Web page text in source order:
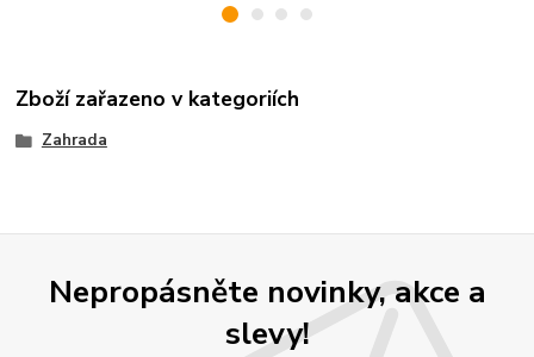
Zboží zařazeno v kategoriích
Zahrada
Nepropásněte novinky, akce a
slevy!